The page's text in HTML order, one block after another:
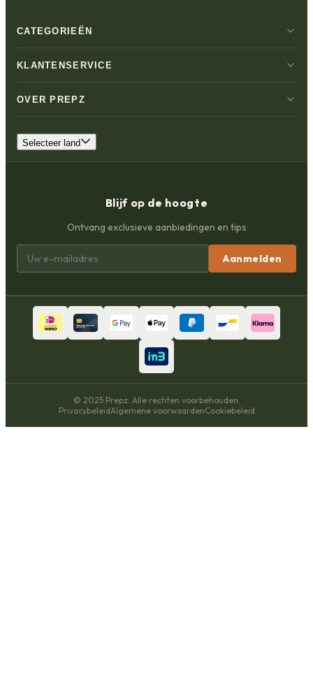
CATEGORIEËN
KLANTENSERVICE
OVER PREPZ
Selecteer land
Blijf op de hoogte
Ontvang exclusieve aanbiedingen en tips
Aanmelden
© 2025 Prepz. Alle rechten voorbehouden.
PrivacybeleidAlgemene voorwaardenCookiebeleid